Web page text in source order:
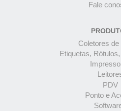
Fale
Coletores de
Etiquetas,
PDV
Ponto e